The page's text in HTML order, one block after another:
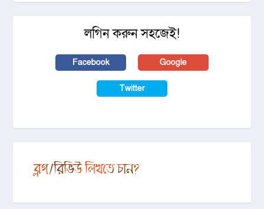
লগিন করুন সহজেই!
Facebook Google
Twitter